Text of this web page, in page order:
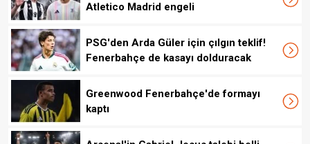
Atletico Madrid engeli
PSG'den Arda Güler için çılgın teklif!
Fenerbahçe de kasayı dolduracak
Greenwood Fenerbahçe'de formayı
kaptı